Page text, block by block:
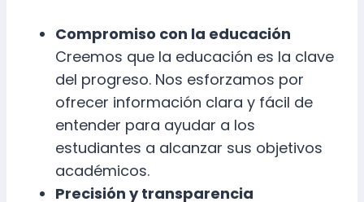
Compromiso con la educación
Creemos que la educación es la clave
del progreso. Nos esforzamos por
ofrecer información clara y fácil de
entender para ayudar a los
estudiantes a alcanzar sus objetivos
académicos.
Precisión y transparencia